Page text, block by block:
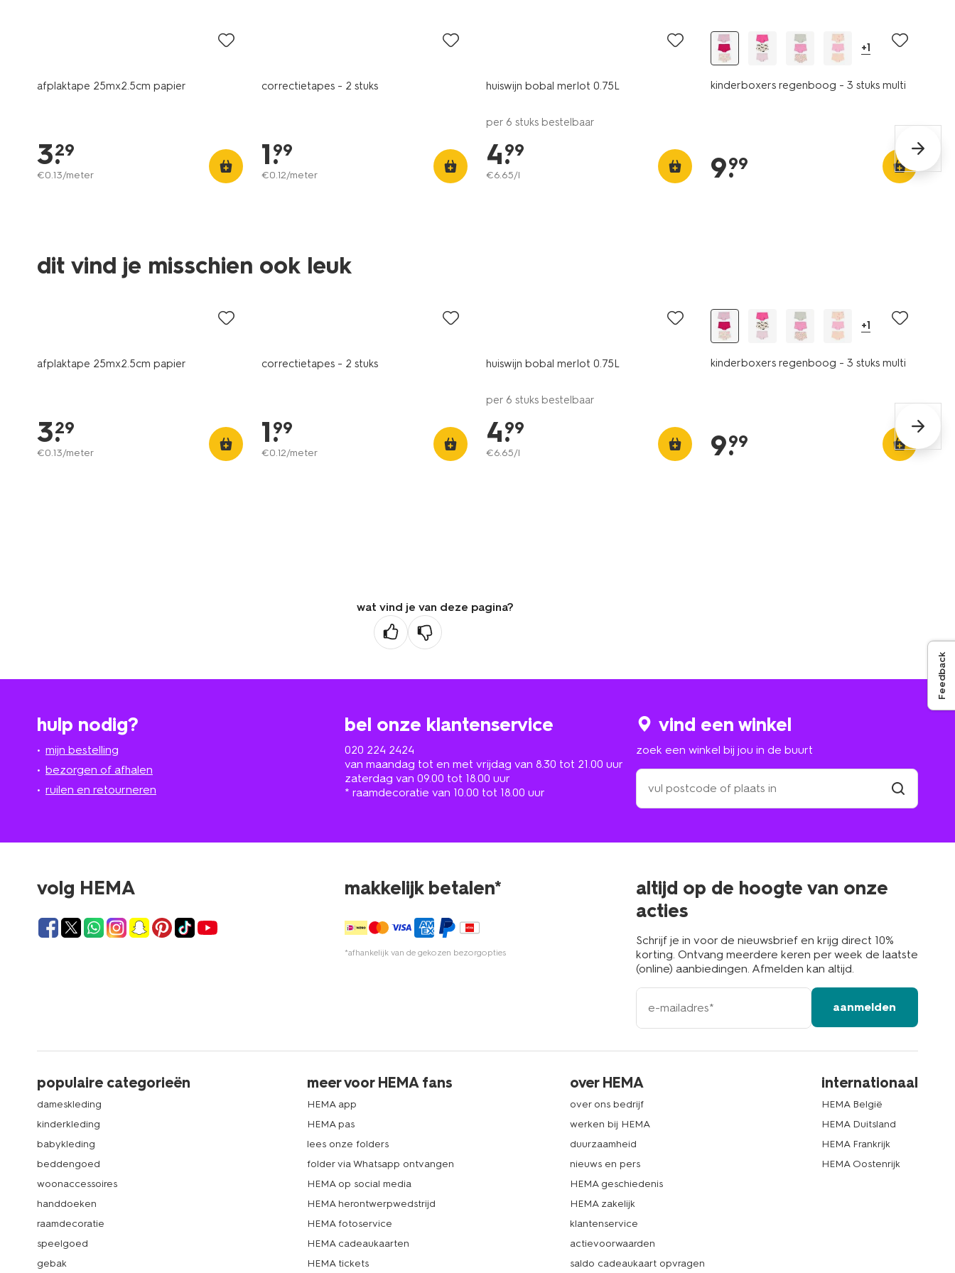
afplaktape 25mx2.5cm papier
3.
29
€0.13/meter
correctietapes - 2 stuks
1.
99
€0.12/meter
huiswijn bobal merlot 0.75L
per 6 stuks bestelbaar
4.
99
€6.65/l
+1
kinderboxers regenboog - 3 stuks multi
9.
99
dit vind je misschien ook leuk
afplaktape 25mx2.5cm papier
3.
29
€0.13/meter
correctietapes - 2 stuks
1.
99
€0.12/meter
huiswijn bobal merlot 0.75L
per 6 stuks bestelbaar
4.
99
€6.65/l
+1
kinderboxers regenboog - 3 stuks multi
9.
99
wat vind je van deze pagina?
hulp nodig?
mijn bestelling
bezorgen of afhalen
ruilen en retourneren
bel onze klantenservice
020 224 2424
van maandag tot en met vrijdag van 8.30 tot 21.00 uur
zaterdag van 09.00 tot 18.00 uur
* raamdecoratie van 10.00 tot 18.00 uur
vind een winkel
zoek een winkel bij jou in de buurt
zoek
een
winkel
in
volg HEMA makkelijk betalen*
*afhankelijk van de gekozen bezorgopties
altijd op de hoogte van onze
acties
Schrijf je in voor de nieuwsbrief en krijg direct 10%
korting. Ontvang meerdere keren per week de laatste
(online) aanbiedingen. Afmelden kan altijd.
e-
mailadres
aanmelden
populaire categorieën
dameskleding
kinderkleding
babykleding
beddengoed
woonaccessoires
handdoeken
raamdecoratie
speelgoed
gebak
meer voor HEMA fans
HEMA app
HEMA pas
lees onze folders
folder via Whatsapp ontvangen
HEMA op social media
HEMA herontwerpwedstrijd
HEMA fotoservice
HEMA cadeaukaarten
HEMA tickets
over HEMA
over ons bedrijf
werken bij HEMA
duurzaamheid
nieuws en pers
HEMA geschiedenis
HEMA zakelijk
klantenservice
actievoorwaarden
saldo cadeaukaart opvragen
internationaal
HEMA België
HEMA Duitsland
HEMA Frankrijk
HEMA Oostenrijk
Feedback